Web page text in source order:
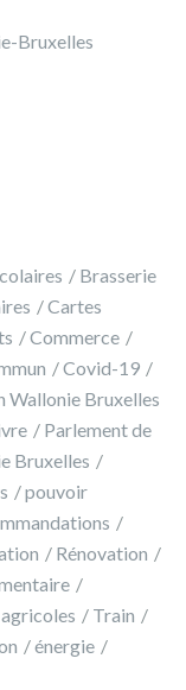
Bruxelles
Brasserie
Cartes
Commerce
Covid-19
Wallonie Bruxelles
Parlement de
Bruxelles
pouvoir
Rénovation
Train
énergie